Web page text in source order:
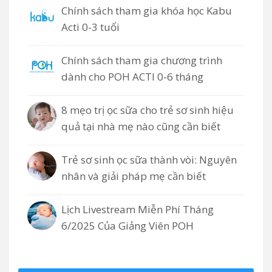
Chính sách tham gia khóa học Kabu
Acti 0-3 tuổi
Chính sách tham gia chương trình
dành cho POH ACTI 0-6 tháng
8 mẹo trị ọc sữa cho trẻ sơ sinh hiệu
quả tại nhà mẹ nào cũng cần biết
Trẻ sơ sinh ọc sữa thành vòi: Nguyên
nhân và giải pháp mẹ cần biết
Lịch Livestream Miễn Phí Tháng
6/2025 Của Giảng Viên POH